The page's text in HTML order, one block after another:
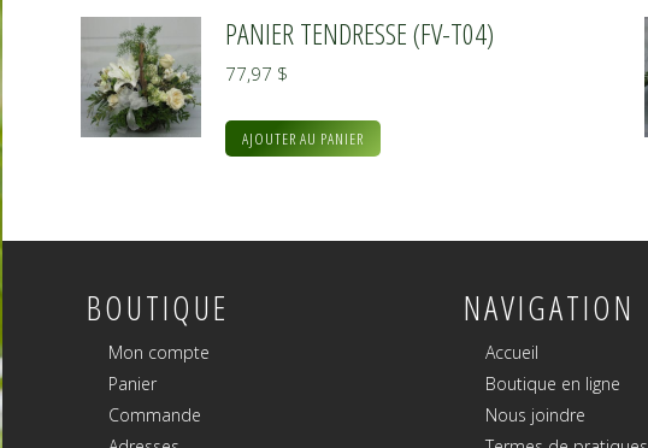
PANIER TENDRESSE (FV-T04)
77,97 $
AJOUTER AU PANIER
BOUTIQUE
Mon compte
Panier
Commande
NAVIGATION
Accueil
Boutique en ligne
Nous joindre